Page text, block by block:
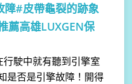
障#皮帶龜裂的跡象
薦高雄LUXGEN保
行駛中就有聽到引擎室
是否是引擎故障！開得